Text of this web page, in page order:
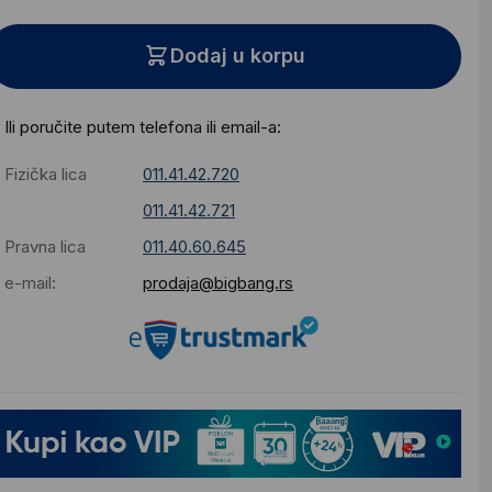
Dodaj u korpu
Ili poručite putem telefona ili email-a:
Fizička lica
011.41.42.720
011.41.42.721
Pravna lica
011.40.60.645
e-mail:
prodaja@bigbang.rs